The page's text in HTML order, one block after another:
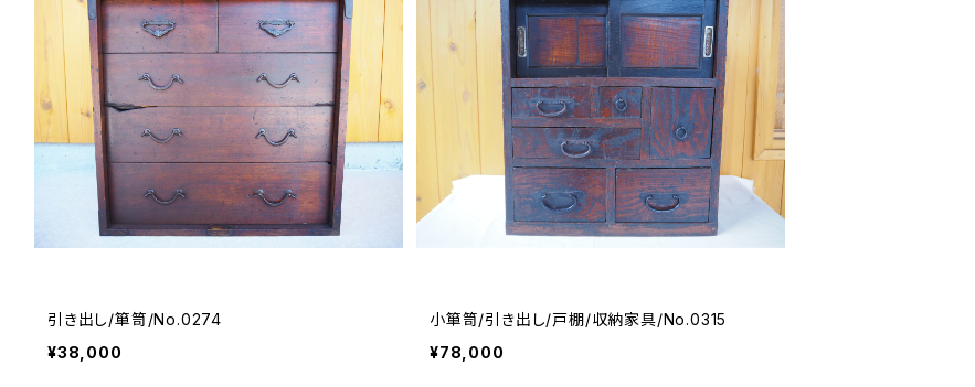
引き出し/箪笥/No.0274
¥38,000
小箪笥/引き出し/戸棚/収納家具/No.0315
¥78,000